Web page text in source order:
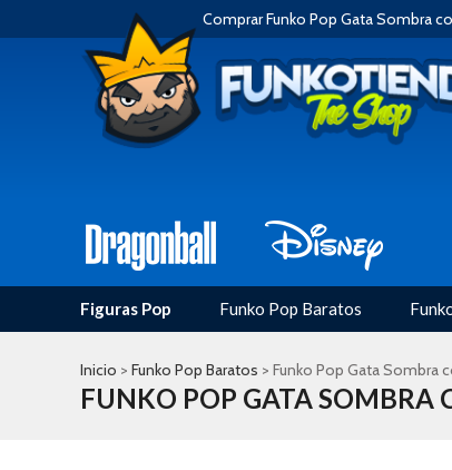
Comprar Funko Pop Gata Sombra
Figuras Pop Funko Pop Baratos
Inicio > Funko Pop Baratos > Funko Pop Gata Sombra
FUNKO POP GATA SOMBRA